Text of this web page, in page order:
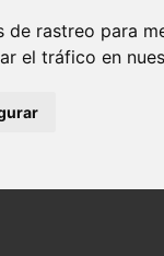
de rastreo para
el tráfico en